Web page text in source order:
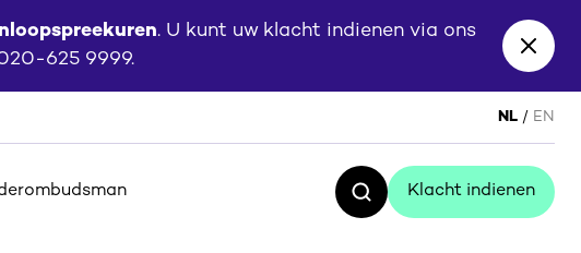
. U kunt uw klacht indienen via ons
625 9999.
Close
Zoeken
Klacht indienen
Klacht indienen
NL EN